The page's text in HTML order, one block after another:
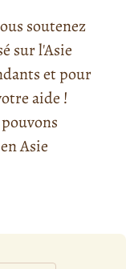
soutenez
sur l'Asie
et pour
aide !
Asie